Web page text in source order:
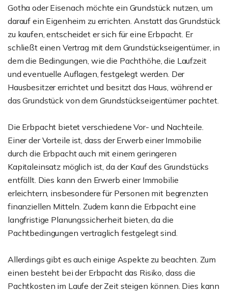
Gotha oder Eisenach möchte ein Grundstück nutzen, um
darauf ein Eigenheim zu errichten. Anstatt das Grundstück
zu kaufen, entscheidet er sich für eine Erbpacht. Er
schließt einen Vertrag mit dem Grundstückseigentümer, in
dem die Bedingungen, wie die Pachthöhe, die Laufzeit
und eventuelle Auflagen, festgelegt werden. Der
Hausbesitzer errichtet und besitzt das Haus, während er
das Grundstück von dem Grundstückseigentümer pachtet.
Die Erbpacht bietet verschiedene Vor- und Nachteile.
Einer der Vorteile ist, dass der Erwerb einer Immobilie
durch die Erbpacht auch mit einem geringeren
Kapitaleinsatz möglich ist, da der Kauf des Grundstücks
entfällt. Dies kann den Erwerb einer Immobilie
erleichtern, insbesondere für Personen mit begrenzten
finanziellen Mitteln. Zudem kann die Erbpacht eine
langfristige Planungssicherheit bieten, da die
Pachtbedingungen vertraglich festgelegt sind.
Allerdings gibt es auch einige Aspekte zu beachten. Zum
einen besteht bei der Erbpacht das Risiko, dass die
Pachtkosten im Laufe der Zeit steigen können. Dies kann